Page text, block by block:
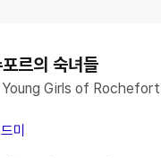
르의 숙녀들
Girls of Rochefort
미